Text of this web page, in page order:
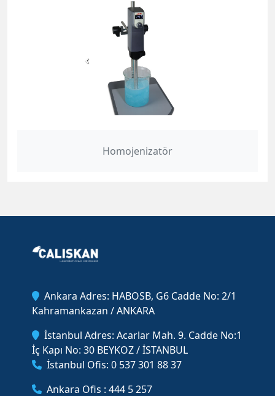
Homojenizatör
Ankara Adres: HABOSB, G6 Cadde No: 2/1
Kahramankazan / ANKARA
İstanbul Adres: Acarlar Mah. 9. Cadde No:1
İç Kapı No: 30 BEYKOZ / İSTANBUL
İstanbul Ofis: 0 537 301 88 37
Ankara Ofis : 444 5 257